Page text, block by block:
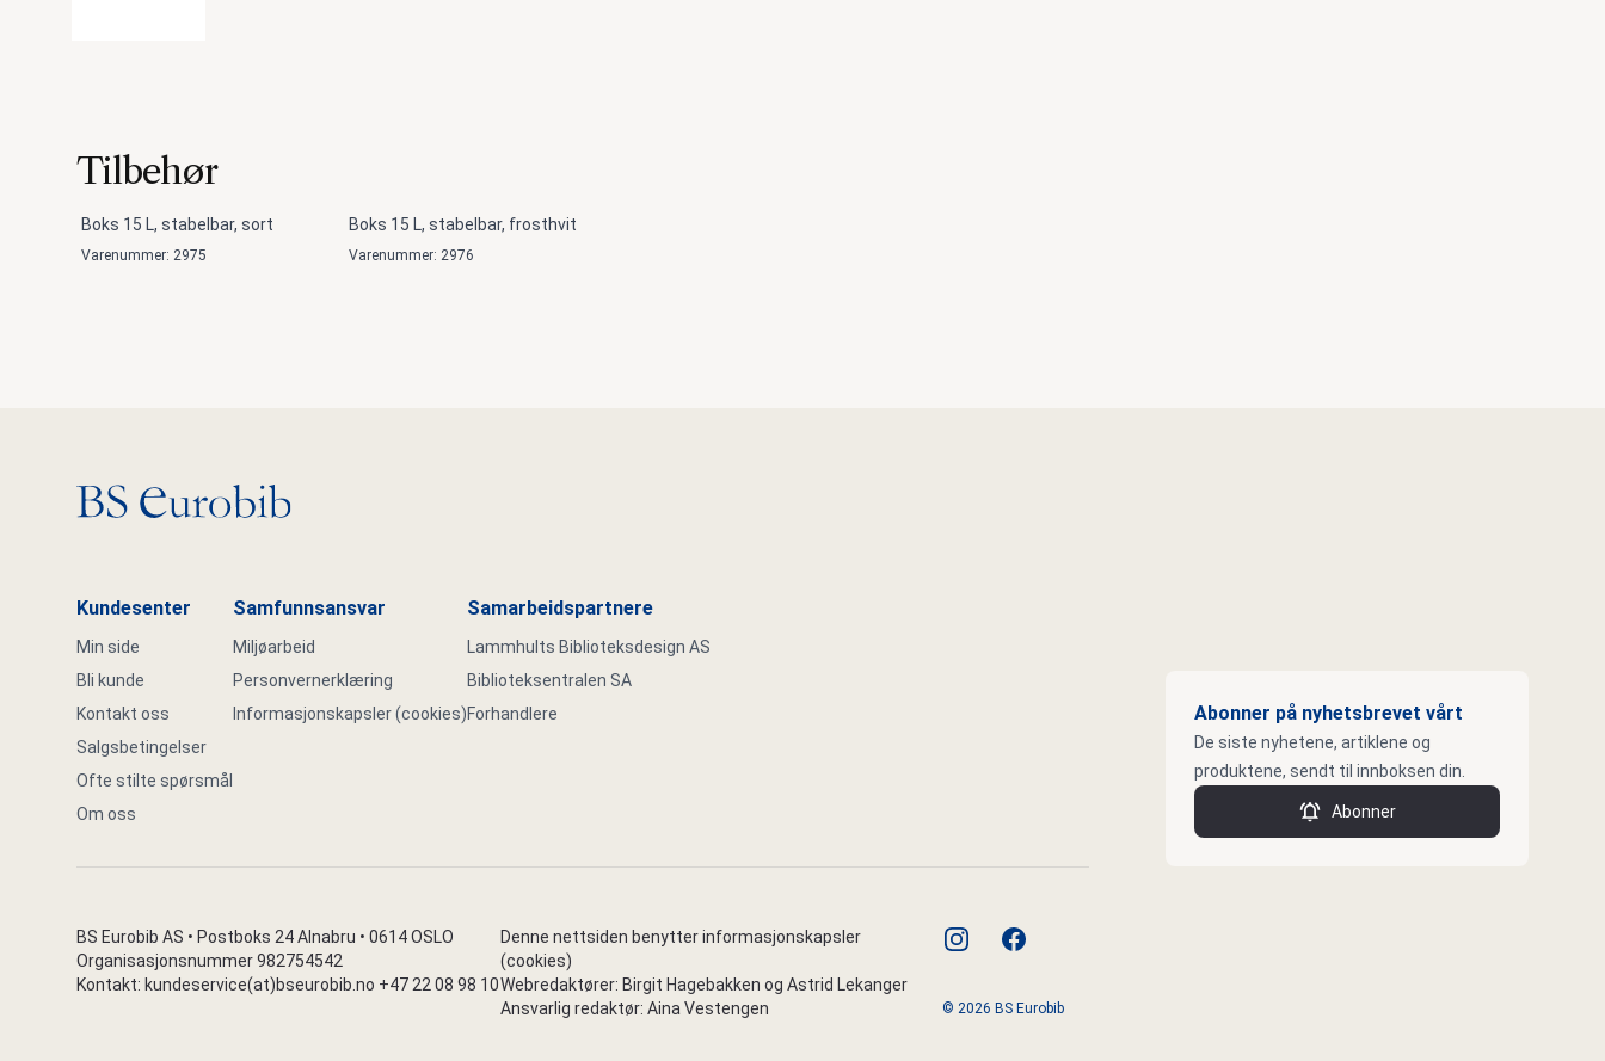
Tilbehør
Boks 15 L, stabelbar, sort
Varenummer: 2975
Boks 15 L, stabelbar, frosthvit
Varenummer: 2976
Gå til hovedsiden
Kundesenter
Min side
Bli kunde
Kontakt oss
Salgsbetingelser
Ofte stilte spørsmål
Om oss
Samfunnsansvar
Miljøarbeid
Personvernerklæring
Informasjonskapsler (cookies)
Samarbeidspartnere
Lammhults Biblioteksdesign AS
Biblioteksentralen SA
Forhandlere
Abonner på nyhetsbrevet vårt
De siste nyhetene, artiklene og
produktene, sendt til innboksen din.
Abonner
BS Eurobib AS • Postboks 24 Alnabru • 0614 OSLO
Organisasjonsnummer 982754542
Kontakt: kundeservice(at)bseurobib.no +47 22 08 98 10
Denne nettsiden benytter informasjonskapsler
(cookies)
Webredaktører: Birgit Hagebakken og Astrid Lekanger
Ansvarlig redaktør: Aina Vestengen
instagramfacebook
© 2026 BS Eurobib